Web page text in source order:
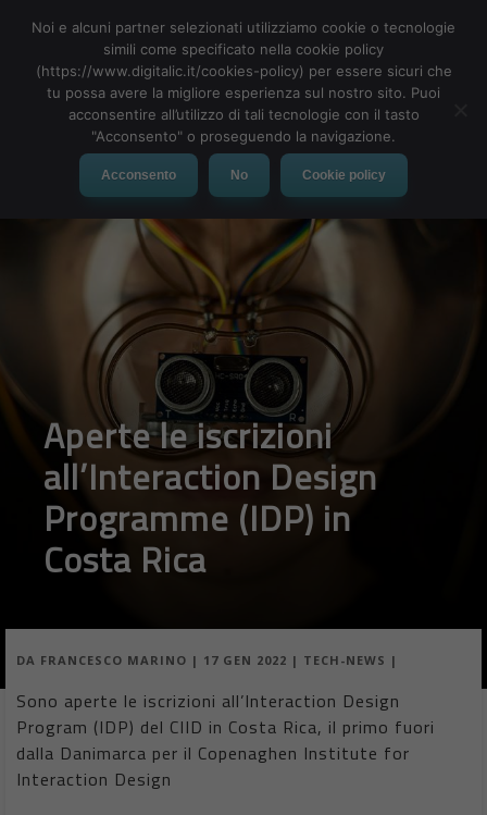
MENU
Aperte le iscrizioni
all’Interaction Design
Programme (IDP) in
Costa Rica
DA FRANCESCO MARINO | 17 GEN 2022 | TECH-NEWS |
Sono aperte le iscrizioni all’Interaction Design
Program (IDP) del CIID in Costa Rica, il primo fuori
dalla Danimarca per il Copenaghen Institute for
Interaction Design
Noi e alcuni partner selezionati utilizziamo cookie o tecnologie
simili come specificato nella cookie policy
(https://www.digitalic.it/cookies-policy) per essere sicuri che
tu possa avere la migliore esperienza sul nostro sito. Puoi
acconsentire all’utilizzo di tali tecnologie con il tasto
"Acconsento" o proseguendo la navigazione.
Acconsento No Cookie policy